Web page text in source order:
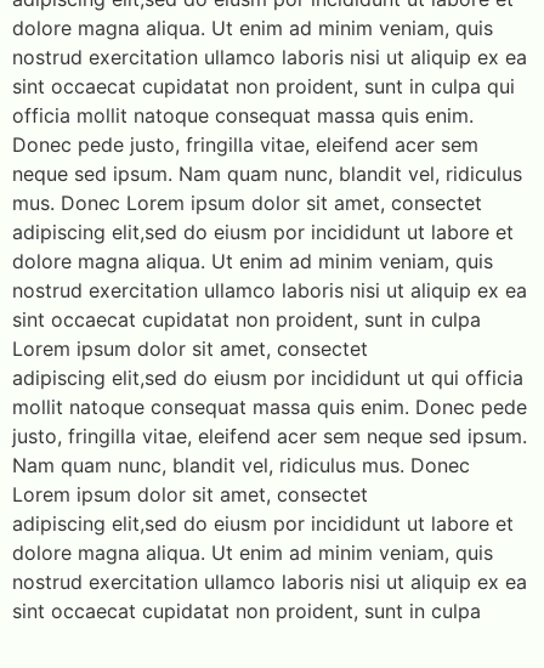
dolore magna aliqua. Ut enim ad minim veniam, quis
nostrud exercitation ullamco laboris nisi ut aliquip ex ea
sint occaecat cupidatat non proident, sunt in culpa qui
officia mollit natoque consequat massa quis enim.
Donec pede justo, fringilla vitae, eleifend acer sem
neque sed ipsum. Nam quam nunc, blandit vel, ridiculus
mus. Donec Lorem ipsum dolor sit amet, consectet
adipiscing elit,sed do eiusm por incididunt ut labore et
dolore magna aliqua. Ut enim ad minim veniam, quis
nostrud exercitation ullamco laboris nisi ut aliquip ex ea
sint occaecat cupidatat non proident, sunt in culpa
Lorem ipsum dolor sit amet, consectet
adipiscing elit,sed do eiusm por incididunt ut qui officia
mollit natoque consequat massa quis enim. Donec pede
justo, fringilla vitae, eleifend acer sem neque sed ipsum.
Nam quam nunc, blandit vel, ridiculus mus. Donec
Lorem ipsum dolor sit amet, consectet
adipiscing elit,sed do eiusm por incididunt ut labore et
dolore magna aliqua. Ut enim ad minim veniam, quis
nostrud exercitation ullamco laboris nisi ut aliquip ex ea
sint occaecat cupidatat non proident, sunt in culpa